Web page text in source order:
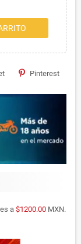
Pinterest
a $1200.00 MXN.